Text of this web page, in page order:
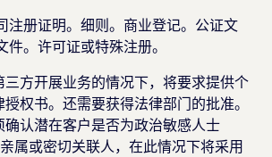
注册证明。细则。商业登记。公证文
件。许可证或特殊注册。
方开展业务的情况下，将要求提供个
权书。还需要获得法律部门的批准。
认潜在客户是否为政治敏感人士
亲属或密切关联人，在此情况下将采用